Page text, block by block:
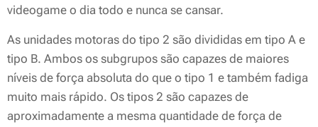
videogame o dia todo e nunca se cansar.
As unidades motoras do tipo 2 são divididas em tipo A e
tipo B. Ambos os subgrupos são capazes de maiores
níveis de força absoluta do que o tipo 1 e também fadiga
muito mais rápido. Os tipos 2 são capazes de
aproximadamente a mesma quantidade de força de